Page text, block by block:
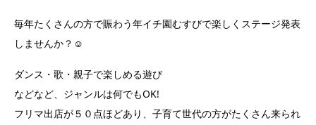
毎年たくさんの方で賑わう年イチ園むすびで楽しくステージ発表
しませんか？☺️
ダンス・歌・親子で楽しめる遊び
などなど、ジャンルは何でもOK!
フリマ出店が５０点ほどあり、子育て世代の方がたくさん来られ